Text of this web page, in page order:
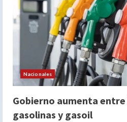
Nacionales
Gobierno aumenta entre
gasolinas y gasoil